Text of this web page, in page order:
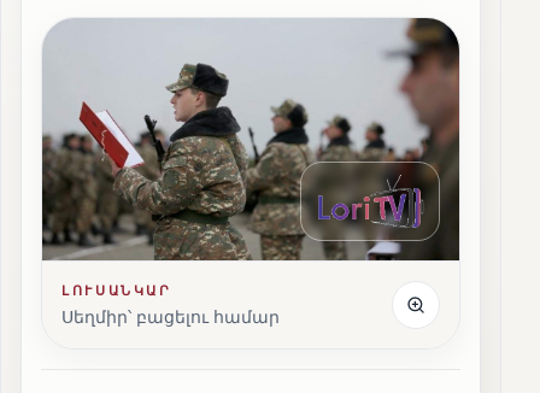
ԼՈՒՍԱՆԿԱՐ
Սեղմիր՝ բացելու համար